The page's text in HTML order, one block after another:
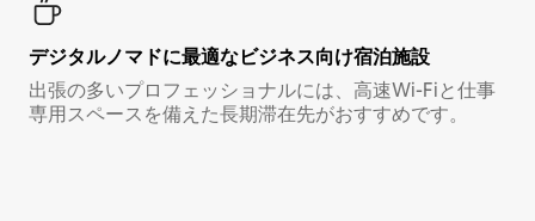
デジタルノマド⁠に最⁠適⁠なビ⁠ジ⁠ネ⁠ス⁠向⁠け宿⁠泊⁠施⁠設
出張の多いプロフェッショナルには、高速Wi-Fiと仕事
専用スペースを備えた長期滞在先がおすすめです。